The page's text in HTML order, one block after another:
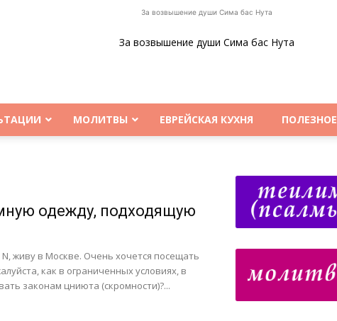
За возвышение души Сима бас Нута
За возвышение души Сима бас Нута
МОЛИТВЫ ЕВРЕЙСКАЯ КУХНЯ ПОЛЕЗНОЕ
одежду, подходящую
живу в Москве. Очень хочется посещать
как в ограниченных условиях, в
законам цниюта (скромности)?...